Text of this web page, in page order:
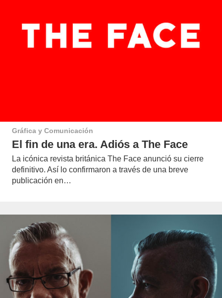
Gráfica y Comunicación
El fin de una era. Adiós a The Face
La icónica revista británica The Face anunció su cierre
definitivo. Así lo confirmaron a través de una breve
publicación en…